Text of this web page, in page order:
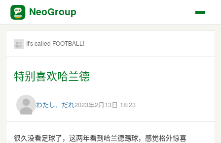
NeoGroup
It's called FOOTBALL!
特别喜欢哈兰德
わたし、だれ2023年2月13日 18:23
很久没看足球了，这两年看到哈兰德踢球，感觉格外惊喜